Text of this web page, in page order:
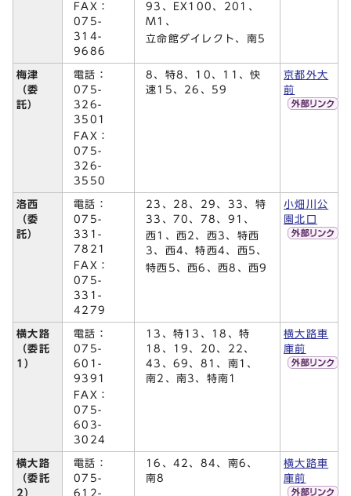
FAX：
075-
314-
9686
93、EX100、201、
M1、
立命館ダイレクト、南5
梅津
（委
託）
電話：
075-
326-
3501
FAX：
075-
326-
3550
8、特8、10、11、快
速15、26、59
京都外大
前
洛西
（委
託）
電話：
075-
331-
7821
FAX：
075-
331-
4279
23、28、29、33、特
33、70、78、91、
西1、西2、西3、特西
3、西4、特西4、西5、
特西5、西6、西8、西9
小畑川公
園北口
横大路
（委託
1）
電話：
075-
601-
9391
FAX：
075-
603-
3024
13、特13、18、特
18、19、20、22、
43、69、81、南1、
南2、南3、特南1
横大路車
庫前
横大路
（委託
2）
電話：
075-
612-
16、42、84、南6、
南8
横大路車
庫前